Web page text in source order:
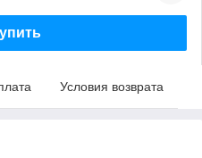
Условия возврата